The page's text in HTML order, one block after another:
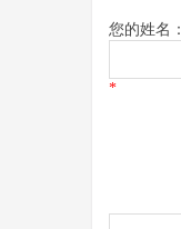
您的姓名：
*